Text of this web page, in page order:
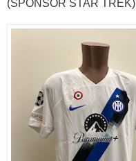
(SPONSOR STAR TREK)